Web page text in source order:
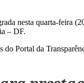
nesta quarta-feira
– DF.
Portal da